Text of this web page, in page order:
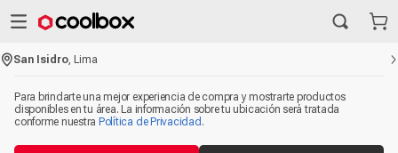
San Isidro ,Lima
Para brindarte una mejor experiencia de compra y mostrarte productos
disponibles en tu área. La información sobre tu ubicación será tratada
conforme nuestra Política de Privacidad .